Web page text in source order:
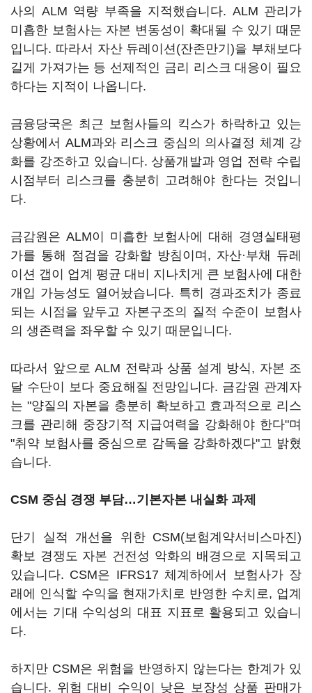
사의 ALM 역량 부족을 지적했습니다. ALM 관리가
미흡한 보험사는 자본 변동성이 확대될 수 있기 때문
입니다. 따라서 자산 듀레이션(잔존만기)을 부채보다
길게 가져가는 등 선제적인 금리 리스크 대응이 필요
하다는 지적이 나옵니다.
금융당국은 최근 보험사들의 킥스가 하락하고 있는
상황에서 ALM과와 리스크 중심의 의사결정 체계 강
화를 강조하고 있습니다. 상품개발과 영업 전략 수립
시점부터 리스크를 충분히 고려해야 한다는 것입니
다.
금감원은 ALM이 미흡한 보험사에 대해 경영실태평
가를 통해 점검을 강화할 방침이며, 자산·부채 듀레
이션 갭이 업계 평균 대비 지나치게 큰 보험사에 대한
개입 가능성도 열어놨습니다. 특히 경과조치가 종료
되는 시점을 앞두고 자본구조의 질적 수준이 보험사
의 생존력을 좌우할 수 있기 때문입니다.
따라서 앞으로 ALM 전략과 상품 설계 방식, 자본 조
달 수단이 보다 중요해질 전망입니다. 금감원 관계자
는 "양질의 자본을 충분히 확보하고 효과적으로 리스
크를 관리해 중장기적 지급여력을 강화해야 한다"며
"취약 보험사를 중심으로 감독을 강화하겠다"고 밝혔
습니다.
CSM 중심 경쟁 부담…기본자본 내실화 과제
단기 실적 개선을 위한 CSM(보험계약서비스마진)
확보 경쟁도 자본 건전성 악화의 배경으로 지목되고
있습니다. CSM은 IFRS17 체계하에서 보험사가 장
래에 인식할 수익을 현재가치로 반영한 수치로, 업계
에서는 기대 수익성의 대표 지표로 활용되고 있습니
다.
하지만 CSM은 위험을 반영하지 않는다는 한계가 있
습니다. 위험 대비 수익이 낮은 보장성 상품 판매가